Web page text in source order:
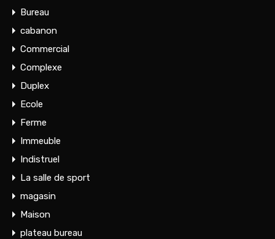
Bureau
cabanon
Commercial
Complexe
Duplex
Ecole
Ferme
Immeuble
Indistruel
La salle de sport
magasin
Maison
plateau bureau